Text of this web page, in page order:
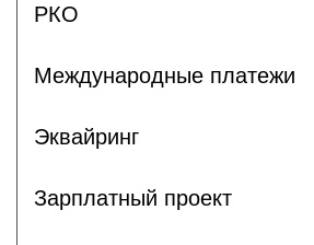
РКО
Международные платежи
Эквайринг
Зарплатный проект